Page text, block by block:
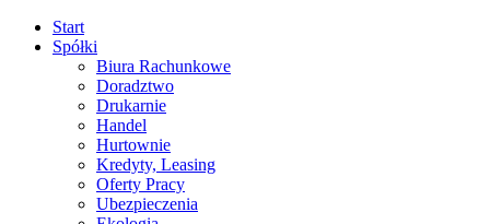
Start
Spółki
Biura Rachunkowe
Doradztwo
Drukarnie
Handel
Hurtownie
Kredyty, Leasing
Oferty Pracy
Ubezpieczenia